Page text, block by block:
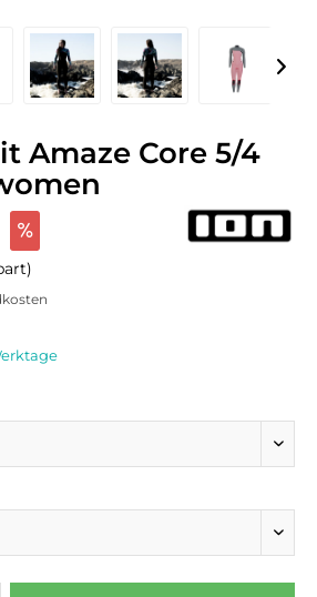
Amaze Core 5/4